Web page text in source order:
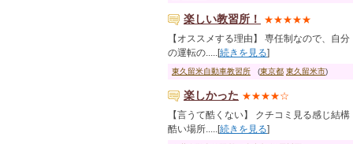
楽しい教習所！ ★★★★★
【オススメする理由】 専任制なので、自分
の運転の.....[続きを見る]
東久留米自動車教習所 (東京都 東久留米市)
楽しかった ★★★★☆
【言うて酷くない】 クチコミ見る感じ結構
酷い場所.....[続きを見る]